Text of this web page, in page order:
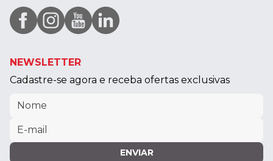
NEWSLETTER
Cadastre-se agora e receba ofertas exclusivas
ENVIAR